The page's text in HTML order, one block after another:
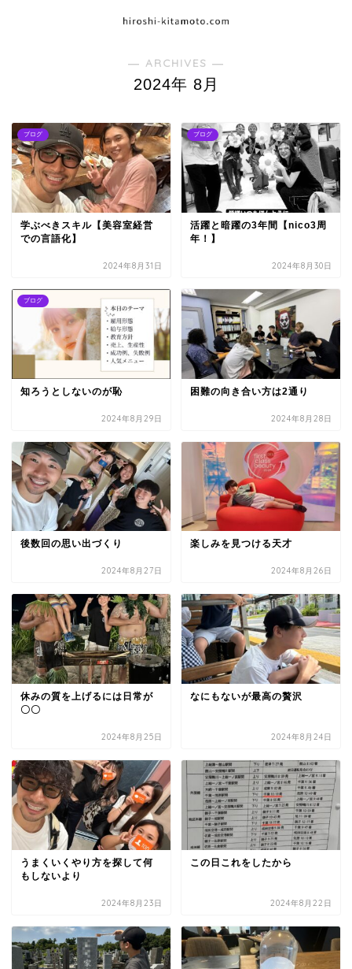
― ARCHIVES ―
2024年 8月
ブログ
学ぶべきスキル【美容室経営
での言語化】
2024年8月31日
ブログ
活躍と暗躍の3年間【nico3周
年！】
2024年8月30日
ブログ
知ろうとしないのが恥
2024年8月29日
困難の向き合い方は2通り
2024年8月28日
後数回の思い出づくり
2024年8月27日
楽しみを見つける天才
2024年8月26日
休みの質を上げるには日常が
〇〇
2024年8月25日
なにもないが最高の贅沢
2024年8月24日
うまくいくやり方を探して何
もしないより
2024年8月23日
この日これをしたから
2024年8月22日